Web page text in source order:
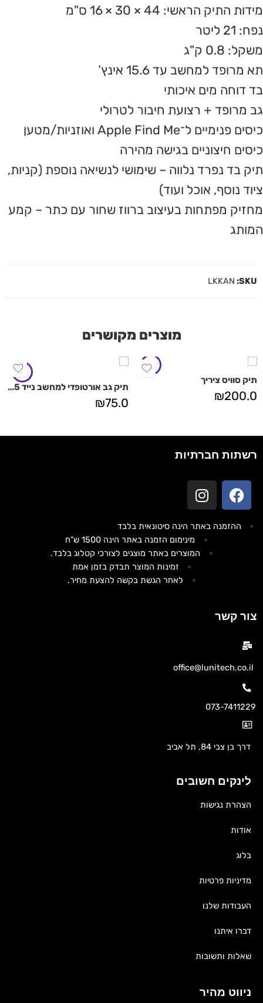
מידות התיק הראשי: 44 × 30 × 16 ס"מ
נפח: 21 ליטר
משקל: 0.8 ק"ג
תא מרופד למחשב עד 15.6 אינץ’
בד דוחה מים איכותי
גב מרופד + רצועת חיבור לטרולי
כיסים פנימיים ל־Apple Find Me ואוזניות/מטען
כיסים חיצוניים בגישה מהירה
תיק בד נפרד נלווה – שימושי לנשיאה נוספת (קניות,
ציוד נוסף, אוכל ועוד)
מחזיק מפתחות בעיצוב ברווז שחור עם כתר – קמע
המותג
SKU:
LKKAN
מוצרים מקושרים
תיק סוויס ציריך
₪200.0
תיק גב אורטופדי למחשב נייד 15" אורלנדו
₪75.0
ניווט מהיר
לינקים חשובים
הצהרת נגישות
אודות
בלוג
מדיניות פרטיות
העבודות שלנו
דברו איתנו
שאלות ותשובות
צור קשר
office@lunitech.co.il
073-7411229
דרך בן צבי 84, תל אביב
רשתות חברתיות
ההזמנה באתר הינה סיטונאית בלבד
מינימום הזמנה באתר הינה 1500 ש"ח
המוצרים באתר מוצגים לצורכי קטלוג בלבד.
זמינות המוצר תבדק בזמן אמת
לאחר הגשת בקשה להצעת מחיר.